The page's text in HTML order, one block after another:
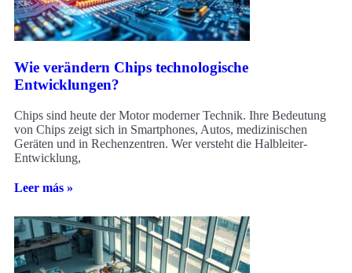
Wie verändern Chips technologische
Entwicklungen?
Chips sind heute der Motor moderner Technik. Ihre Bedeutung
von Chips zeigt sich in Smartphones, Autos, medizinischen
Geräten und in Rechenzentren. Wer versteht die Halbleiter-
Entwicklung,
Leer más »